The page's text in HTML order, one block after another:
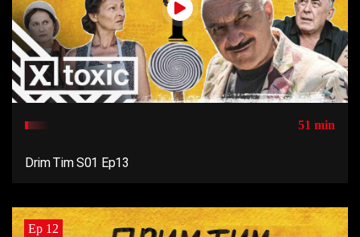
51 min
Drim Tim S01 Ep13
Ep 12